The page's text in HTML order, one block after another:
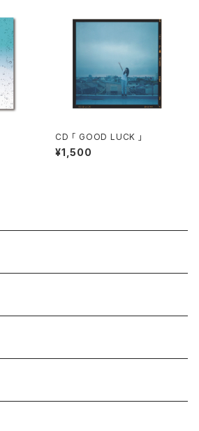
CD 「 GOOD LUCK 」
¥1,500